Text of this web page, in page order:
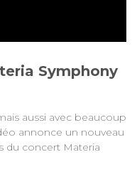
Symphony
aussi avec beaucoup
annonce un nouveau
du concert Materia